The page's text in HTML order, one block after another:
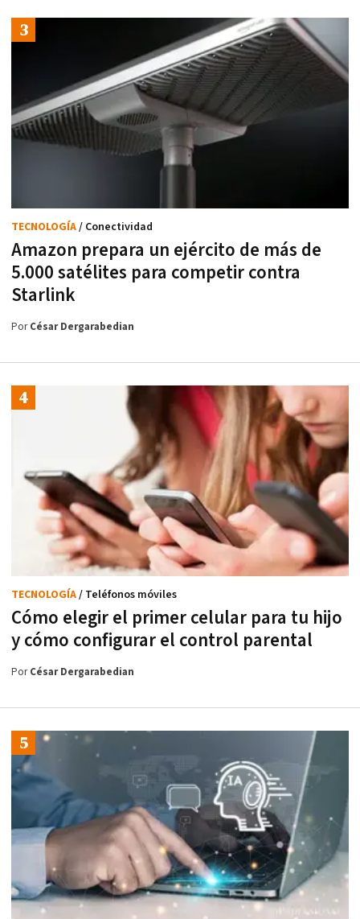
Amazon prepara un ejército de más de
5.000 satélites para competir contra
Starlink
TECNOLOGÍA/ Conectividad
PorCésar Dergarabedian
Cómo elegir el primer celular para tu hijo
y cómo configurar el control parental
TECNOLOGÍA/ Teléfonos móviles
PorCésar Dergarabedian